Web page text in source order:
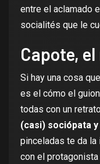
entre el aclamado
socialités que le
Capote,
Si hay una cosa
es el cómo el
todas con un
(casi) sociópata
pinceladas te da
con el protagonista